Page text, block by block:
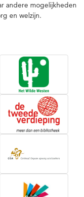
andere mogelijkheden
en welzijn.